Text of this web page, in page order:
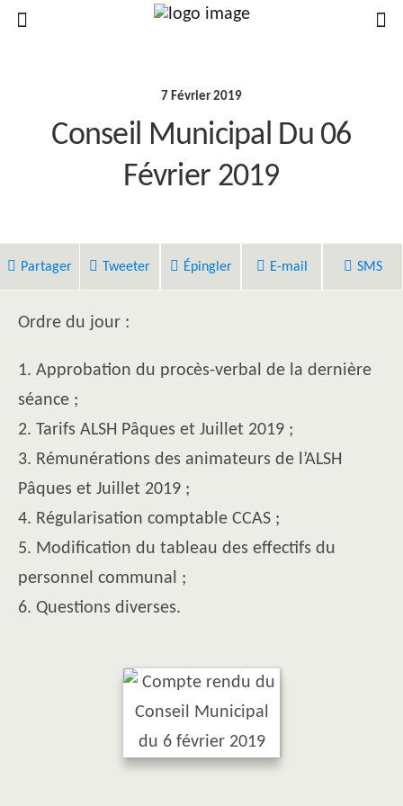
7 Février 2019
Conseil Municipal Du 06
Février 2019
Partager Tweeter Épingler E-mail SMS
Ordre du jour :
1. Approbation du procès-verbal de la dernière
séance ;
2. Tarifs ALSH Pâques et Juillet 2019 ;
3. Rémunérations des animateurs de l’ALSH
Pâques et Juillet 2019 ;
4. Régularisation comptable CCAS ;
5. Modification du tableau des effectifs du
personnel communal ;
6. Questions diverses.